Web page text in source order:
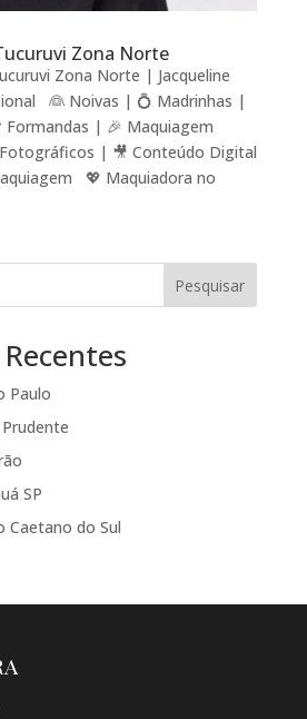
Zona Norte
Zona Norte | Jacqueline
👰 Noivas | 💍 Madrinhas |
| 🎉 Maquiagem
| 🎥 Conteúdo Digital
💖 Maquiadora no
Pesquisar
Paulo
SP
Caetano do Sul